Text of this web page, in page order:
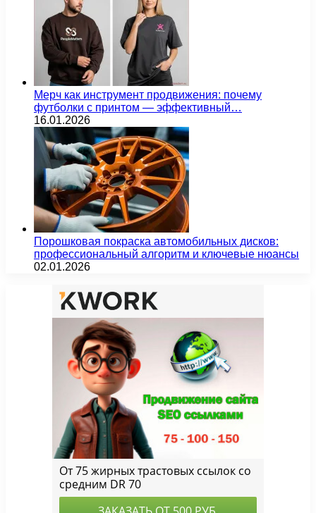
Мерч как инструмент продвижения: почему
футболки с принтом — эффективный…
16.01.2026
Порошковая покраска автомобильных дисков:
профессиональный алгоритм и ключевые нюансы
02.01.2026